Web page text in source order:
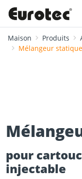
Maison Produits
Mélangeur statique
pour
injectable